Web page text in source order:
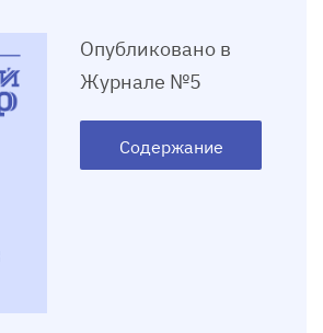
Опубликовано в
Журнале №5
Содержание